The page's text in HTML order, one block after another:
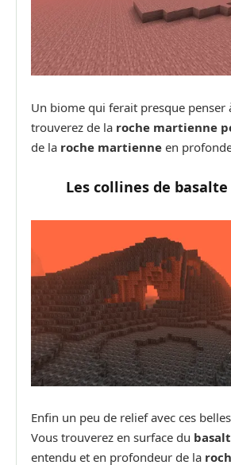
Un biome qui ferait presque penser
trouverez de la roche martienne
de la roche martienne en
Les collines de
Enfin un peu de relief avec ces
Vous trouverez en surface du
entendu et en profondeur de la